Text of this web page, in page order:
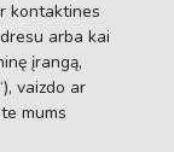
kontaktines
arba kai
įrangą,
vaizdo ar
mums